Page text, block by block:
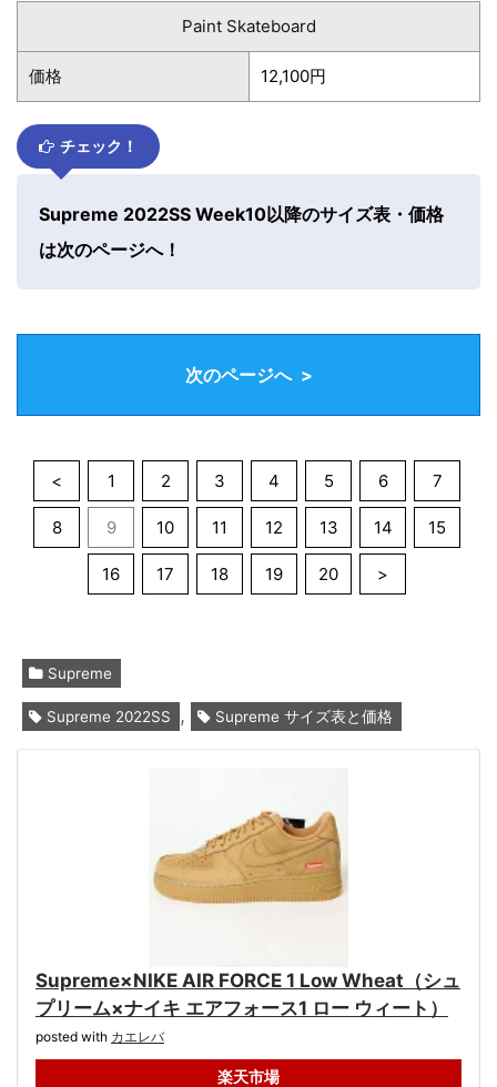
Paint Skateboard
価格 12,100円
チェック！
Supreme 2022SS Week10以降のサイズ表・価格
は次のページへ！
次のページへ >
< 1 2 3 4 5 6 7
8 9 10 11 12 13 14 15
16 17 18 19 20 >
Supreme
Supreme 2022SS , Supreme サイズ表と価格
Supreme×NIKE AIR FORCE 1 Low Wheat（シュ
プリーム×ナイキ エアフォース1 ロー ウィート）
posted with カエレバ
楽天市場